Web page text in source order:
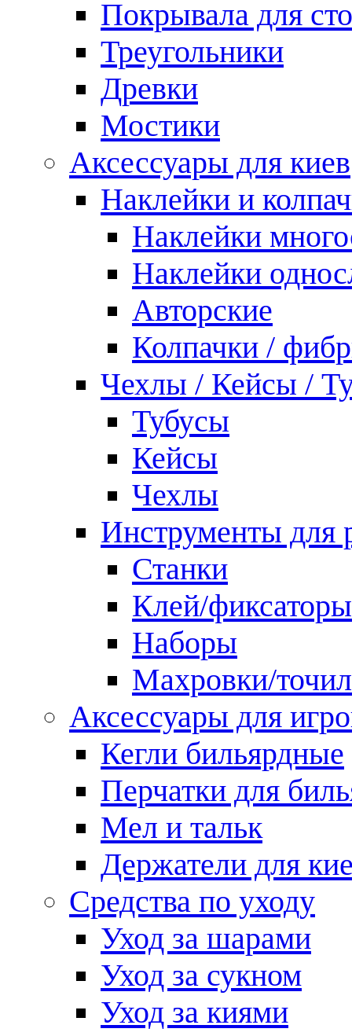
Покрывала для
Треугольники
Древки
Мостики
Аксессуары для киев
Наклейки и
Наклейки
Наклейки
Авторские
Колпачки /
Чехлы / Кейсы /
Тубусы
Кейсы
Чехлы
Инструменты для
Станки
Клей/фиксаторы
Наборы
Махровки/
Аксессуары для
Кегли бильярдные
Перчатки для
Мел и тальк
Держатели для
Средства по уходу
Уход за шарами
Уход за сукном
Уход за киями